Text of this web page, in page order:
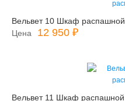
Вельвет 10 Шкаф распашной
Цена
12 950 ₽
Вельвет 11 Шкаф распашной